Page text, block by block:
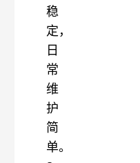
稳
定，
日
常
维
护
简
单。